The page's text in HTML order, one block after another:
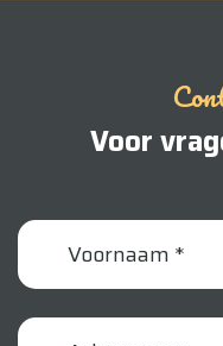
Voor
voornaam
achternaam